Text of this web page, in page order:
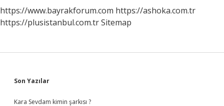
https://www.bayrakforum.com https://ashoka.com.tr
https://plusistanbul.com.trSitemap
Sidebar
Son Yazılar
Kara Sevdam kimin şarkısı ?